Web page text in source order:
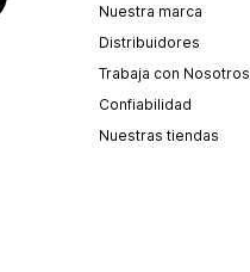
Nuestra marca
Distribuidores
Trabaja con Nosotros
Confiabilidad
Nuestras tiendas